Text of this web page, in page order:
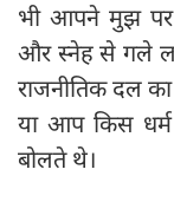
भी आपने मुझ पर
और स्नेह से गले
राजनीतिक दल
या आप किस
बोलते थे।